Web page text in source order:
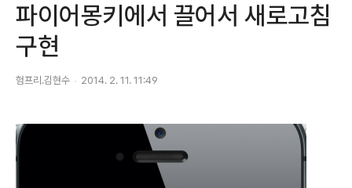
파이어몽키에서 끌어서 새로고침
구현
험프리.김현수 2014. 2. 11. 11:49